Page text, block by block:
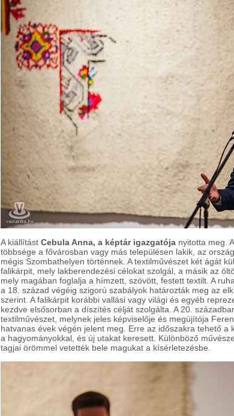
A kiállítást Cebula Anna, a képtár igazgatója nyitotta meg.
többsége a fővárosban vagy más településen lakik, az
mégis Szombathelyen történnek. A textilművészet két ágát
falikárpit, mely lakberendezési célokat szolgál, a másik az
mely magában foglalja a hímzett, szövött, festett textilt. A
a 18. század végéig szigorú szabályok határozták meg az
szerint. A falikárpit korábbi vallási vagy világi és egyéb
kezdve elsősorban a díszítés célját szolgálta. A 20.
textilművészet, melynek jeles képviselője és megújítója
hatvanas évek végén jelent meg. Erre az időszakra tehető
a hagyományokkal, és új utakat keresett. Különböző
tagjai örömmel vetették bele magukat a kísérletezésbe.